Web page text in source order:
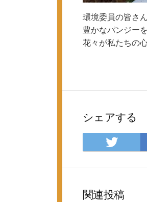
環境委員の皆さ
豊かなパンジー
花々が私たちの
シェアする
で
ア
関連投稿